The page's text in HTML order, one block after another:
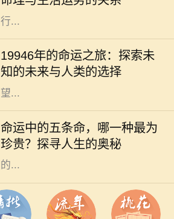
每个人的命运。特别是女性命理，五
行...
19946年的命运之旅：探索未
知的未来与人类的选择
19946年的命运之旅：探索未知的未
来与人类的选择 19946年，这一年在
人类历史的长河中似乎显得异常遥
远。若我们从今日的视角向未来展
望...
命运中的五条命，哪一种最为
珍贵？探寻人生的奥秘
在人生的旅途中，我们每个人都在不
断探索自身的命运，而命运通常被视
为未知而神秘。在中国文化中，“五
条命”是一个富有哲理性的概念，指
的...